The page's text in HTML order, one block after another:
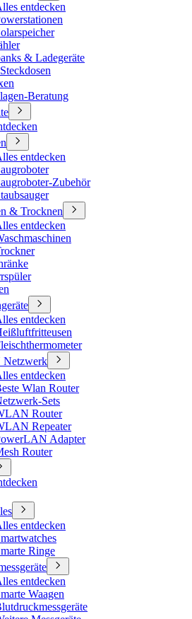
entdecken
& Ladegeräte
Beratung
entdecken
Zubehör
& Trocknen
entdecken
entdecken
entdecken
Wlan Router
Sets
Router
Repeater
Adapter
Router
entdecken
Ringe
entdecken
Waagen